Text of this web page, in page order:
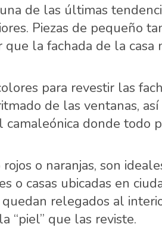
de las últimas
Piezas de pequeño
la fachada de la casa
para revestir las
de las ventanas,
donde todo
o naranjas, son
o casas ubicadas en
relegados al
“piel” que las reviste.